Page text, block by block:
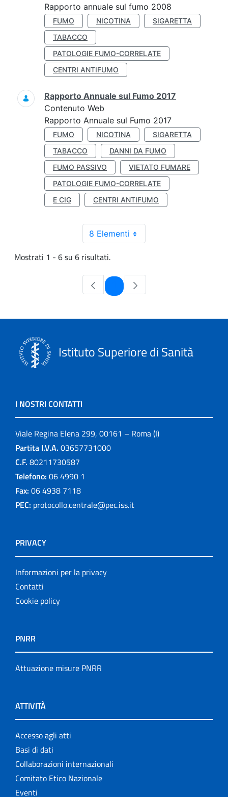
Rapporto annuale sul fumo 2008
FUMO NICOTINA
SIGARETTA
TABACCO
PATOLOGIE FUMO-CORRELATE
CENTRI ANTIFUMO
Rapporto Annuale sul Fumo 2017
Contenuto Web
Rapporto Annuale sul Fumo 2017
FUMO NICOTINA
SIGARETTA
TABACCO
DANNI DA FUMO
FUMO PASSIVO
VIETATO FUMARE
PATOLOGIE FUMO-CORRELATE
E CIG
CENTRI ANTIFUMO
8 Elementi
Mostrati 1 - 6 su 6 risultati.
Pagina
Istituto Superiore di Sanità
I NOSTRI CONTATTI
Viale Regina Elena 299, 00161 – Roma (I)
Partita I.V.A. 03657731000
C.F. 80211730587
Telefono: 06 4990 1
Fax: 06 4938 7118
PEC: protocollo.centrale@pec.iss.it
PRIVACY
Informazioni per la privacy
Contatti
Cookie policy
PNRR
Attuazione misure PNRR
ATTIVITÀ
Accesso agli atti
Basi di dati
Collaborazioni internazionali
Comitato Etico Nazionale
Eventi